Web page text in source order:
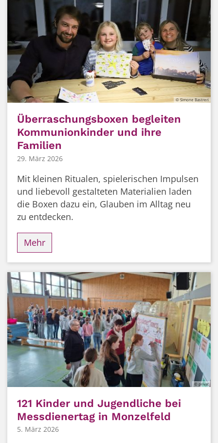
© Simone Bastreri
Überraschungsboxen begleiten
Kommunionkinder und ihre
Familien
29. März 2026
Mit kleinen Ritualen, spielerischen Impulsen
und liebevoll gestalteten Materialien laden
die Boxen dazu ein, Glauben im Alltag neu
zu entdecken.
Mehr
© privat
121 Kinder und Jugendliche bei
Messdienertag in Monzelfeld
5. März 2026